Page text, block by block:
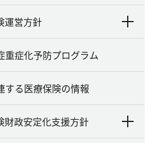
運営方針
重症化予防プログラム
する医療保険の情報
財政安定化支援方針